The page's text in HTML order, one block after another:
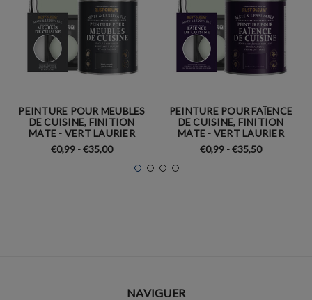
PEINTURE POUR MEUBLES
DE CUISINE, FINITION
MATE - VERT LAURIER
€0,99 - €35,00
PEINTURE POUR FAÏENCE
DE CUISINE, FINITION
MATE - VERT LAURIER
€0,99 - €35,50
NAVIGUER